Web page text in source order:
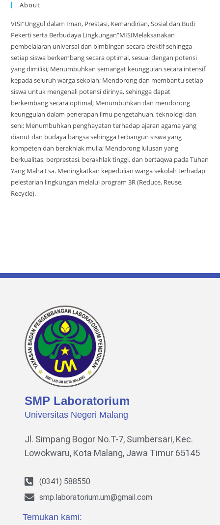
About
VISI”Unggul dalam Iman, Prestasi, Kemandirian, Sosial dan Budi
Pekerti serta Berbudaya Lingkungan”MISIMelaksanakan
pembelajaran universal dan bimbingan secara efektif sehingga
setiap siswa berkembang secara optimal, sesuai dengan potensi
yang dimiliki; Menumbuhkan semangat keunggulan secara intensif
kepada seluruh warga sekolah; Mendorong dan membantu setiap
siswa untuk mengenali potensi dirinya, sehingga dapat
berkembang secara optimal; Menumbuhkan dan mendorong
keunggulan dalam penerapan ilmu pengetahuan, teknologi dan
seni; Menumbuhkan penghayatan terhadap ajaran agama yang
dianut dan budaya bangsa sehingga terbangun siswa yang
kompeten dan berakhlak mulia; Mendorong lulusan yang
berkualitas, berprestasi, berakhlak tinggi, dan bertaqwa pada Tuhan
Yang Maha Esa. Meningkatkan kepedulian warga sekolah terhadap
pelestarian lingkungan melalui program 3R (Reduce, Reuse,
Recycle).
SMP Laboratorium
Universitas Negeri Malang
Jl. Simpang Bogor No.T-7, Sumbersari, Kec.
Lowokwaru, Kota Malang, Jawa Timur 65145
(0341) 588550
smp.laboratorium.um@gmail.com
Temukan kami: